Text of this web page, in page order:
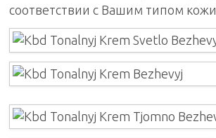
соответствии с Вашим типом кожи.